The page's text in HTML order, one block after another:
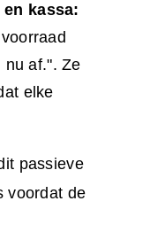
kassa:
nu af.". Ze
elke
passieve
voordat de